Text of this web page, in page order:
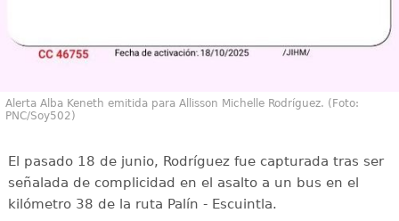
Alerta Alba Keneth emitida para Allisson Michelle Rodríguez. (Foto:
PNC/Soy502)
El pasado 18 de junio, Rodríguez fue capturada tras ser
señalada de complicidad en el asalto a un bus en el
kilómetro 38 de la ruta Palín - Escuintla.